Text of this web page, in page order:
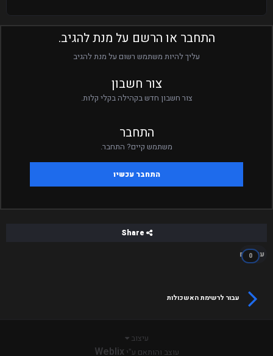
התחבר או הרשם על מנת להגיב.
עליך להיות משתמש רשום על מנת להגיב
צור חשבון
צור חשבון חדש בקהילה בקלי קלות.
התחבר
משתמש קיים? התחבר.
התחבר עכשיו
עוקבים
0
עבור לרשימת האשכולות
עיצוב
עוצב והותאם ע"יWeblix